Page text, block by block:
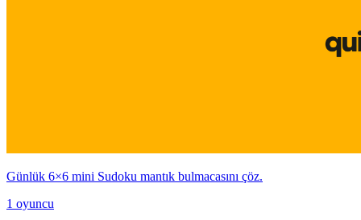
Günlük 6×6 mini Sudoku mantık bulmacasını çöz.
1 oyuncu